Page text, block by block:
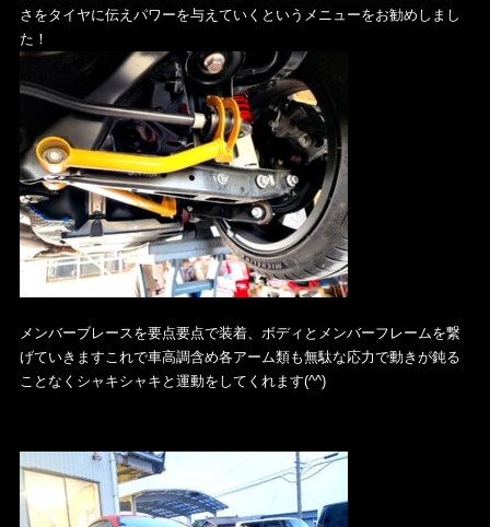
さをタイヤに伝えパワーを与えていくというメニューをお勧めしまし
た！
メンバーブレースを要点要点で装着、ボディとメンバーフレームを繋
げていきますこれで車高調含め各アーム類も無駄な応力で動きが鈍る
ことなくシャキシャキと運動をしてくれます(^^)